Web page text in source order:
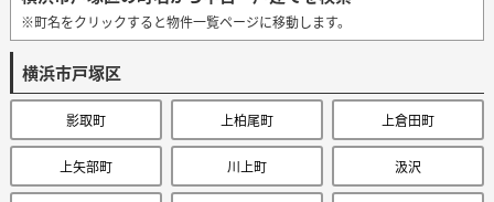
※町名をクリックすると物件一覧ページに移動します。
横浜市戸塚区
影取町 上柏尾町 上倉田町
上矢部町 川上町 汲沢